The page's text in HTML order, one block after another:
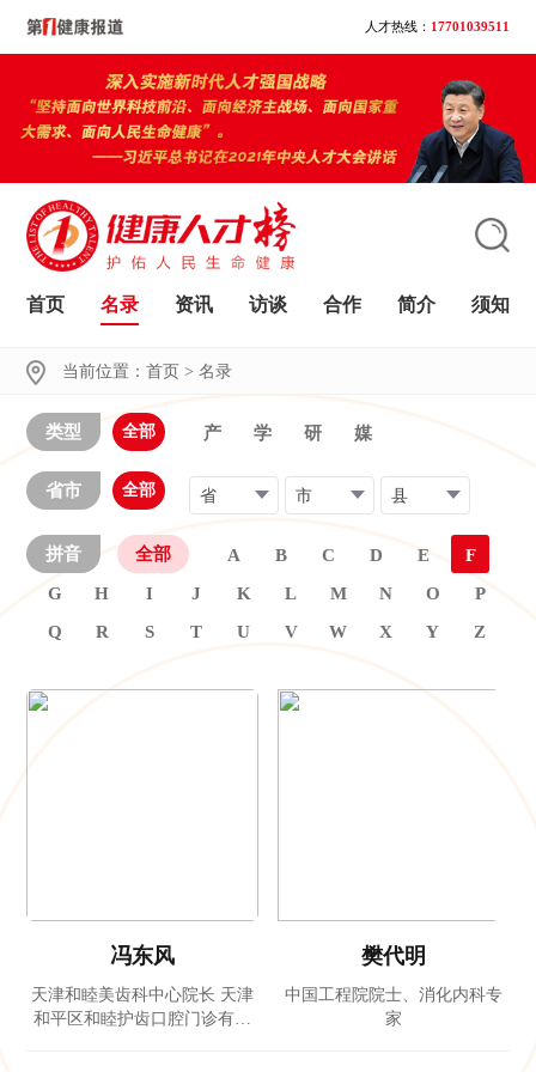
人才热线： 17701039511
首页 名录 资讯 访谈 合作 简介
须知
大家都在搜
当前位置：首页 >名录
类型 全部 产 学 研 媒
省市 全部 省 市 县
拼音 全部 A B C D E
F
G
H I J K L M N O
P
Q
R S T U V W X Y Z
冯东风
天津和睦美齿科中心院长 天津
和平区和睦护齿口腔门诊有限
樊代明
中国工程院院士、消化内科专
家